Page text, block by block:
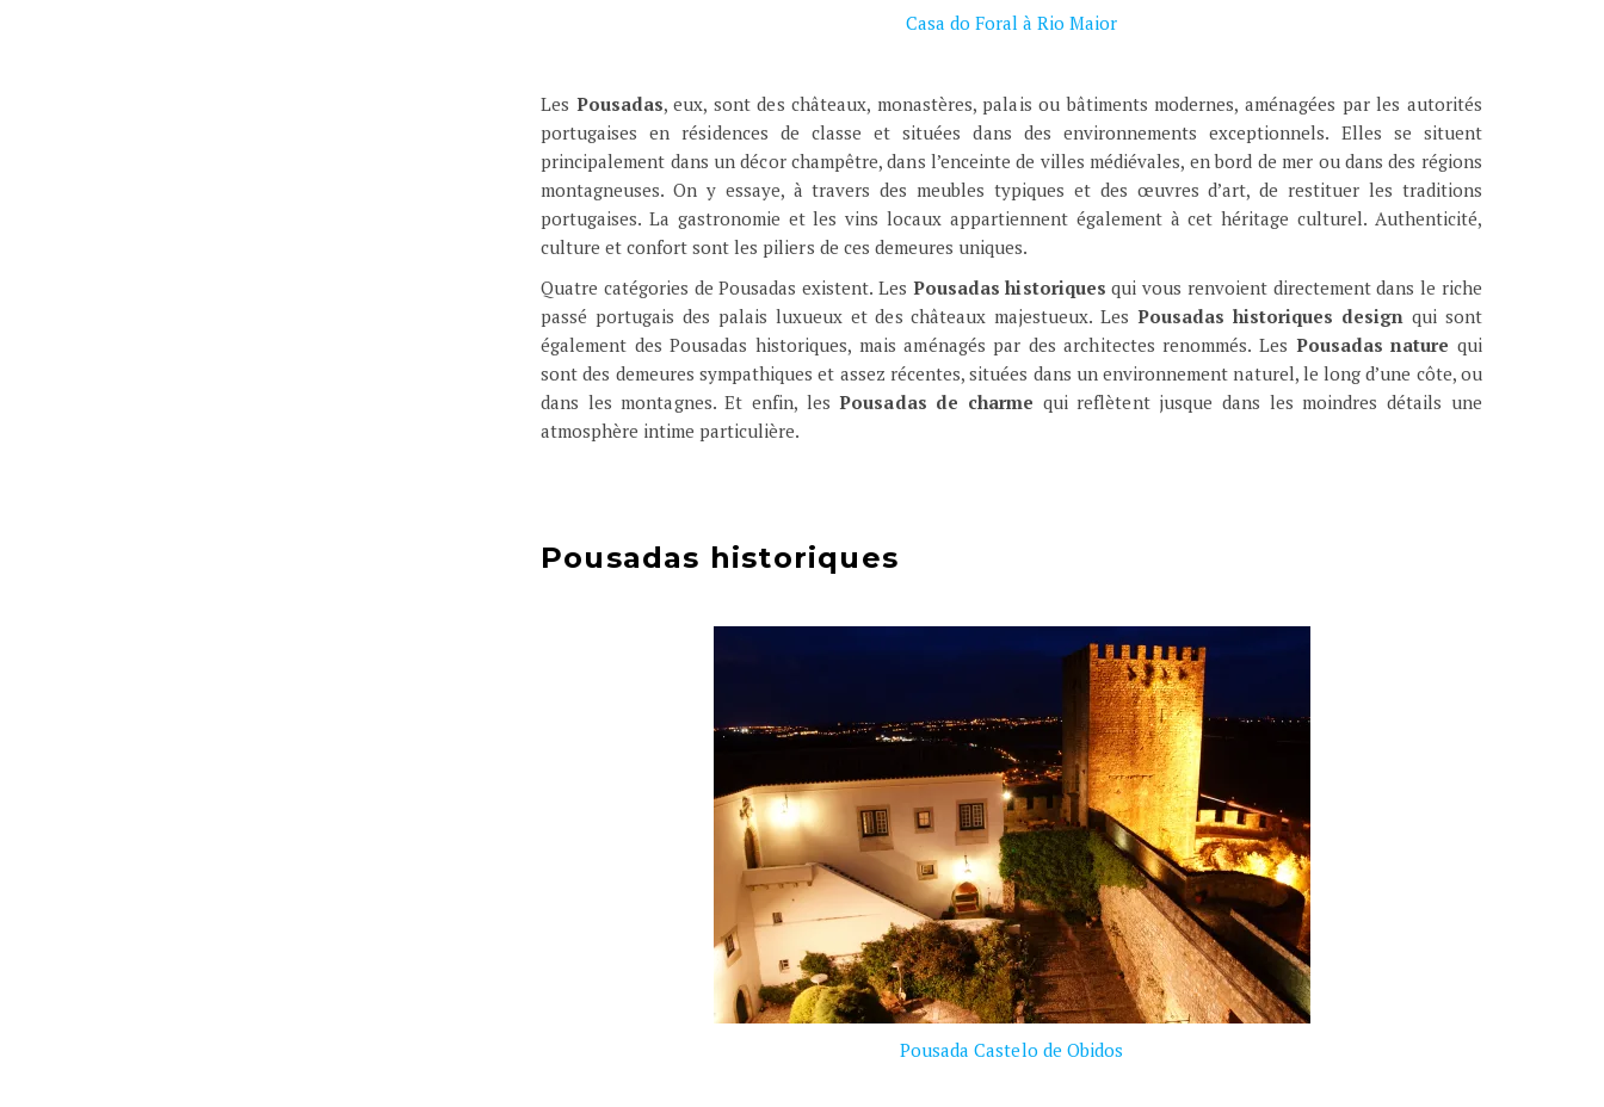
Casa do Foral à Rio Maior
Les Pousadas, eux, sont des châteaux, monastères, palais ou bâtiments modernes, aménagées par les autorités
portugaises en résidences de classe et situées dans des environnements exceptionnels. Elles se situent
principalement dans un décor champêtre, dans l’enceinte de villes médiévales, en bord de mer ou dans des régions
montagneuses. On y essaye, à travers des meubles typiques et des œuvres d’art, de restituer les traditions
portugaises. La gastronomie et les vins locaux appartiennent également à cet héritage culturel. Authenticité,
culture et confort sont les piliers de ces demeures uniques.
Quatre catégories de Pousadas existent. Les Pousadas historiques qui vous renvoient directement dans le riche
passé portugais des palais luxueux et des châteaux majestueux. LesPousadas historiques design qui sont
également des Pousadas historiques, mais aménagés par des architectes renommés. Les Pousadas nature qui
sont des demeures sympathiques et assez récentes, situées dans un environnement naturel, le long d’une côte, ou
dans les montagnes. Et enfin, lesPousadas de charme qui reflètent jusque dans les moindres détails une
atmosphère intime particulière.
Pousadas historiques
Pousada Castelo de Obidos